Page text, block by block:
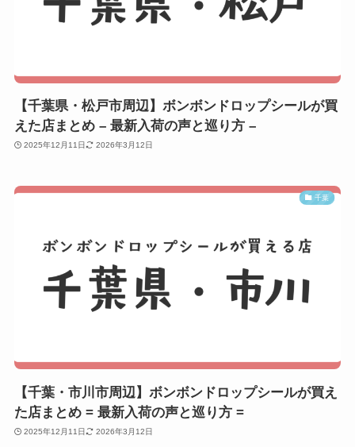
【千葉県・松戸市周辺】ボンボンドロップシールが買
えた店まとめ – 最新入荷の声と巡り方 –
2025年12月11日 2026年3月12日
千葉
【千葉・市川市周辺】ボンボンドロップシールが買え
た店まとめ = 最新入荷の声と巡り方 =
2025年12月11日 2026年3月12日